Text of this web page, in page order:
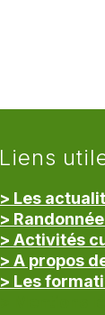
Liens
> Les
>
> Activités
> A propos
> Les